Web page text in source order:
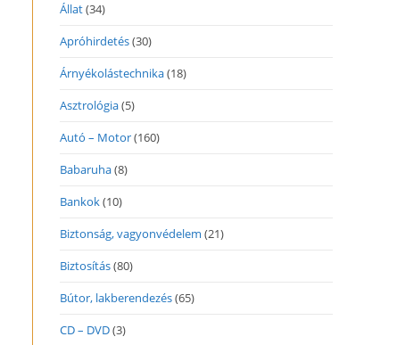
Állat(34)
Apróhirdetés(30)
Árnyékolástechnika(18)
Asztrológia(5)
Autó – Motor(160)
Babaruha(8)
Bankok(10)
Biztonság, vagyonvédelem (21)
Biztosítás(80)
Bútor, lakberendezés(65)
CD – DVD(3)